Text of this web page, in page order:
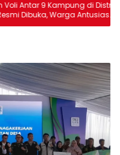
9 Kampung di Distrik
Warga Antusias